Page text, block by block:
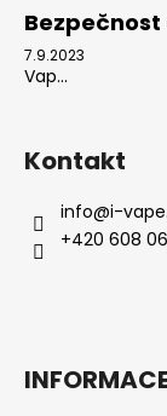
7.9.2023
Vap...
Kontakt
info@i-
+420 608